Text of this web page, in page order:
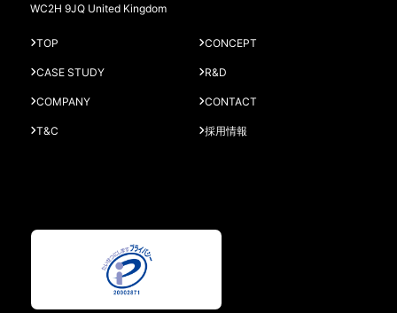
WC2H 9JQ United Kingdom
TOP CONCEPT
CASE STUDY R&D
COMPANY CONTACT
T&C 採用情報